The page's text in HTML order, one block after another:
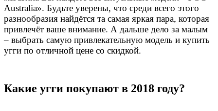
Australia». Будьте уверены, что среди всего этого
разнообразия найдётся та самая яркая пара, которая
привлечёт ваше внимание. А дальше дело за малым
– выбрать самую привлекательную модель и купить
угги по отличной цене со скидкой.
Какие угги покупают в 2018 году?